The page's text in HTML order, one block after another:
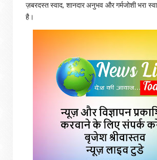
ज़बरदस्त स्वाद, शानदार अनुभव और गर्मजोशी भरा
है।